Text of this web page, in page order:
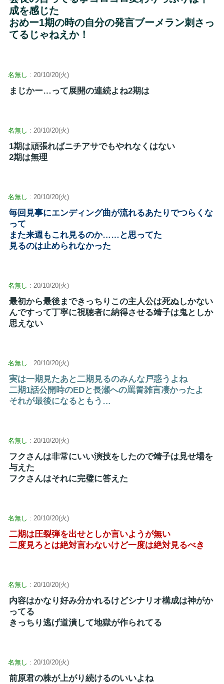
成を感じた
おめー1期の時の自分の発言ブーメラン刺さっ
てるじゃねえか！
名無し : 20/10/20(火)
まじかー…って展開の連続よね2期は
名無し : 20/10/20(火)
1期は頑張ればニチアサでもやれなくはない
2期は無理
名無し : 20/10/20(火)
毎回見事にエンディング曲が流れるあたりでつらくな
って
また来週もこれ見るのか……と思ってた
見るのは止められなかった
名無し : 20/10/20(火)
最初から最後まできっちりこの主人公は死ぬしかない
んですって丁寧に視聴者に納得させる靖子は鬼としか
思えない
名無し : 20/10/20(火)
実は一期見たあと二期見るのみんな戸惑うよね
二期1話公開時のEDと長瀬への罵詈雑言凄かったよ
それが最後になるともう…
名無し : 20/10/20(火)
フクさんは非常にいい演技をしたので靖子は見せ場を
与えた
フクさんはそれに完璧に答えた
名無し : 20/10/20(火)
二期は圧裂弾を出せとしか言いようが無い
二度見ろとは絶対言わないけど一度は絶対見るべき
名無し : 20/10/20(火)
内容はかなり好み分かれるけどシナリオ構成は神がか
ってる
きっちり逃げ道潰して地獄が作られてる
名無し : 20/10/20(火)
前原君の株が上がり続けるのいいよね